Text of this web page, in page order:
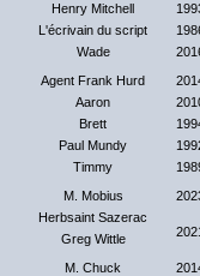
Henry Mitchell
L'écrivain du script
Wade
Agent Frank Hurd
Aaron
Brett
Paul Mundy
Timmy
M. Mobius
Herbsaint Sazerac
Greg Wittle
M. Chuck